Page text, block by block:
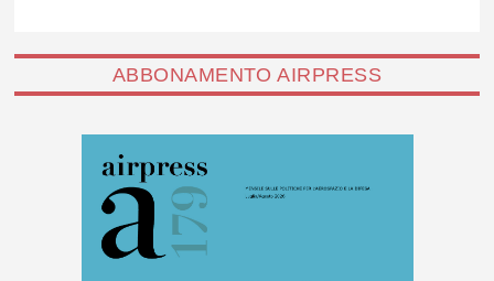
ABBONAMENTO AIRPRESS